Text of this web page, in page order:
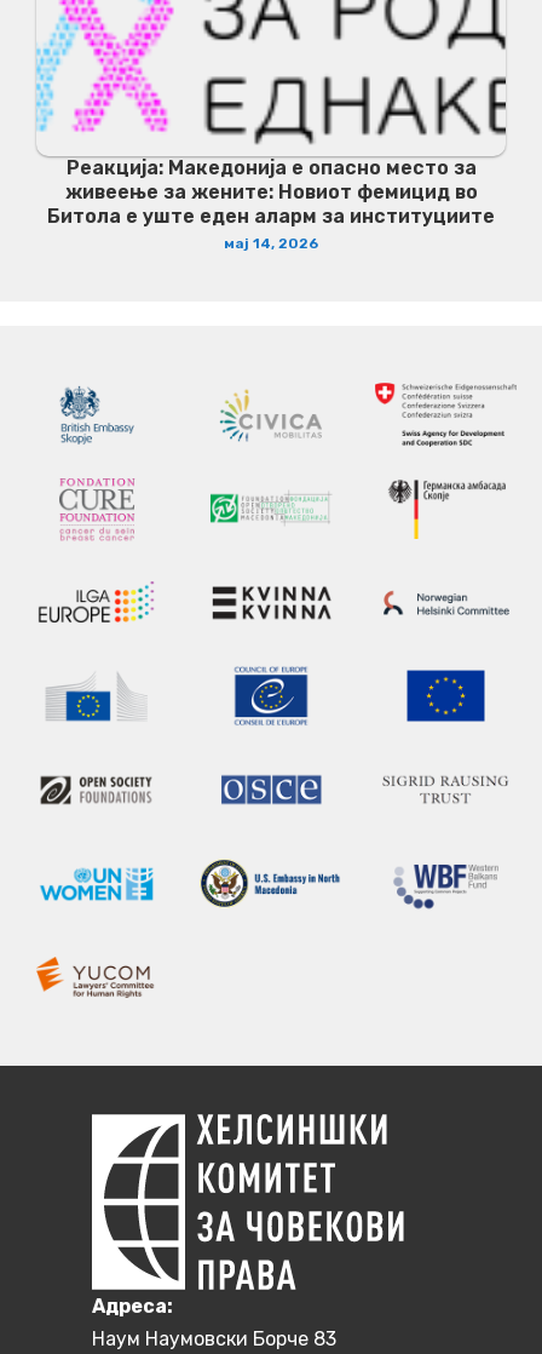
Реакција: Македонија е опасно место за
живеење за жените: Новиот фемицид во
Битола е уште еден аларм за институциите
мај 14, 2026
Aдреса:
Наум Наумовски Борче 83